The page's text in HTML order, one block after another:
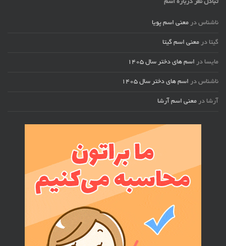
تبادل نظر درباره اسم
ناشناس در معنی اسم پویا
گیتا در معنی اسم گیتا
مایسا در اسم های دختر سال ۱۴۰۵
ناشناس در اسم های دختر سال ۱۴۰۵
آرشا در معنی اسم آرشا